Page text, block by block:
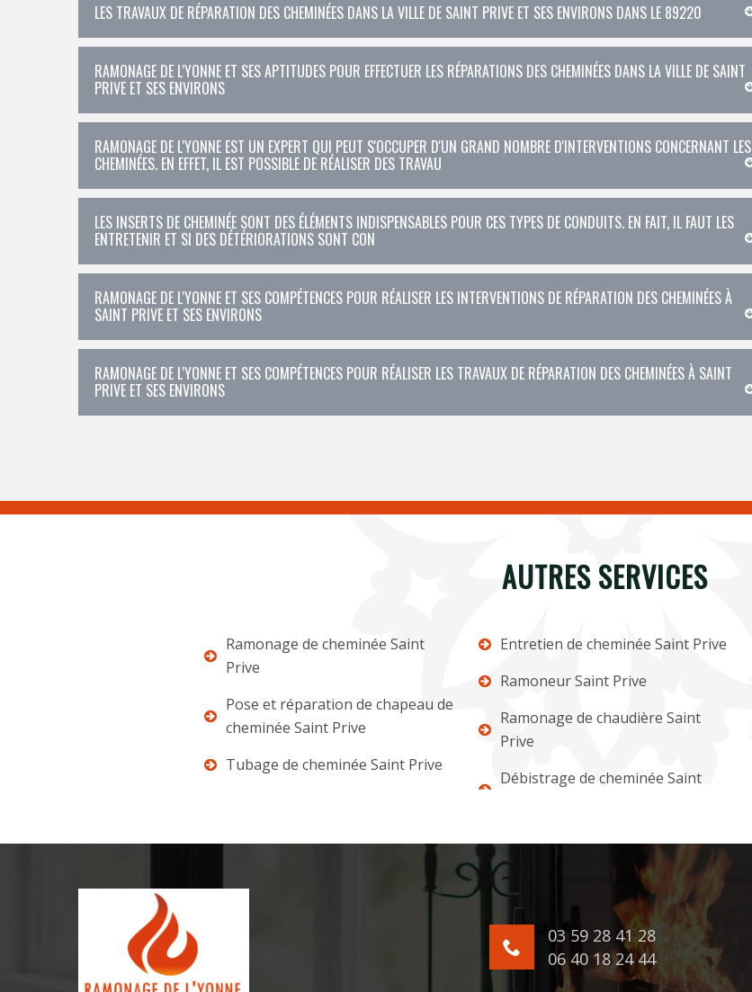
LES TRAVAUX DE RÉPARATION DES CHEMINÉES DANS LA VILLE DE SAINT PRIVE ET SES ENVIRONS DANS LE 89220
RAMONAGE DE L'YONNE ET SES APTITUDES POUR EFFECTUER LES RÉPARATIONS DES CHEMINÉES DANS LA VILLE DE SAINT
PRIVE ET SES ENVIRONS
RAMONAGE DE L'YONNE EST UN EXPERT QUI PEUT S'OCCUPER D'UN GRAND NOMBRE D'INTERVENTIONS CONCERNANT LES
CHEMINÉES. EN EFFET, IL EST POSSIBLE DE RÉALISER DES TRAVAU
LES INSERTS DE CHEMINÉE SONT DES ÉLÉMENTS INDISPENSABLES POUR CES TYPES DE CONDUITS. EN FAIT, IL FAUT LES
ENTRETENIR ET SI DES DÉTÉRIORATIONS SONT CON
RAMONAGE DE L'YONNE ET SES COMPÉTENCES POUR RÉALISER LES INTERVENTIONS DE RÉPARATION DES CHEMINÉES À
SAINT PRIVE ET SES ENVIRONS
RAMONAGE DE L'YONNE ET SES COMPÉTENCES POUR RÉALISER LES TRAVAUX DE RÉPARATION DES CHEMINÉES À SAINT
PRIVE ET SES ENVIRONS
AUTRES SERVICES
Ramonage de cheminée Saint
Prive
Pose et réparation de chapeau de
cheminée Saint Prive
Tubage de cheminée Saint Prive
Entretien de cheminée Saint Prive
Ramoneur Saint Prive
Ramonage de chaudière Saint
Prive
Débistrage de cheminée Saint
03 59 28 41 28
06 40 18 24 44